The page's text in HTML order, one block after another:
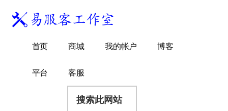
附
加
首页 商城 我的帐户 博客
平台
客服